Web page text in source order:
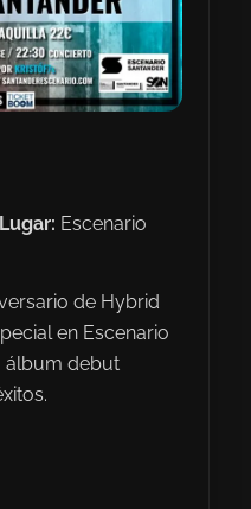
Lugar: Escenario
de Hybrid
en Escenario
álbum debut